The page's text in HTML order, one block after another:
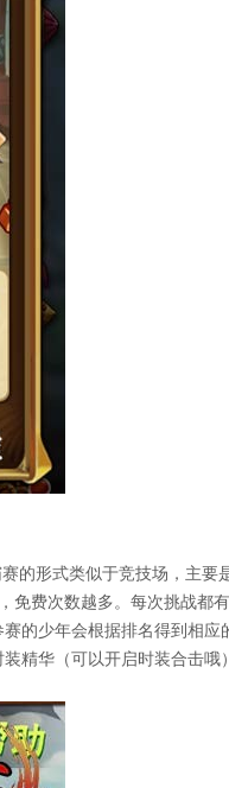
的形式类似于竞技场，主要
免费次数越多。每次挑战都有
的少年会根据排名得到相应
精华（可以开启时装合击哦